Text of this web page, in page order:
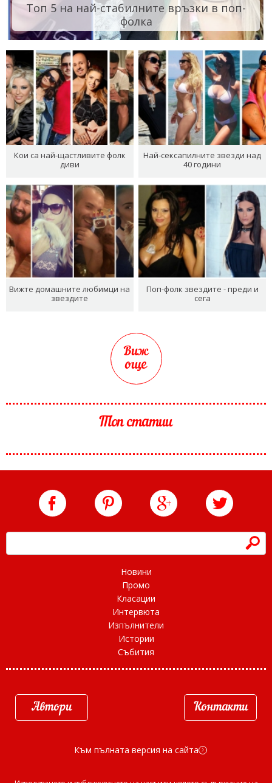
Топ 5 на най-стабилните връзки в поп-
фолка
Кои са най-щастливите фолк
диви
Най-сексапилните звезди над
40 години
Вижте домашните любимци на
звездите
Поп-фолк звездите - преди и
сега
Виж
още
Топ статии
h
Новини
Промо
Класации
Интервюта
Изпълнители
Истории
Събития
Автори Контакти
Към пълната версия на сайта d